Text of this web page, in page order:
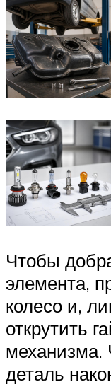
Чтобы
элемента,
колесо и,
открутить
механизма.
деталь